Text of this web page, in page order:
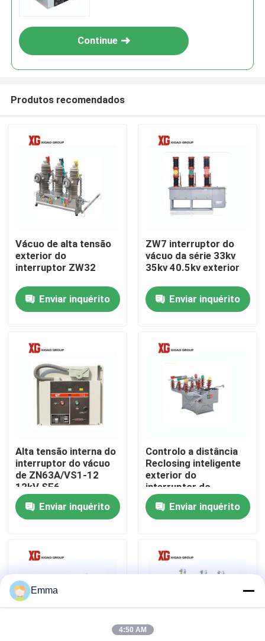
Casa
Sobre nós
Excursão da fábrica
Controle da qualidade
Contacte-nos
Peça umas citações
Interruptor de ruptura de carga do ar
Interruptor de ruptura de carga SF6
Switchgear da distribuição de poder
Continue
Produtos recomendados
Vácuo de alta tensão
exterior do
interruptor ZW32
Enviar inquérito
ZW7 interruptor do
vácuo da série 33kv
35kv 40.5kv exterior
Enviar inquérito
Alta tensão interna do
interruptor do vácuo
de ZN63A/VS1-12
12kV SF6
Enviar inquérito
Controlo a distância
Reclosing inteligente
exterior do
interruptor do
interruptor do vácuo
Enviar inquérito
Emma
4:50 AM